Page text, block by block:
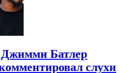
Джимми Батлер
слухи